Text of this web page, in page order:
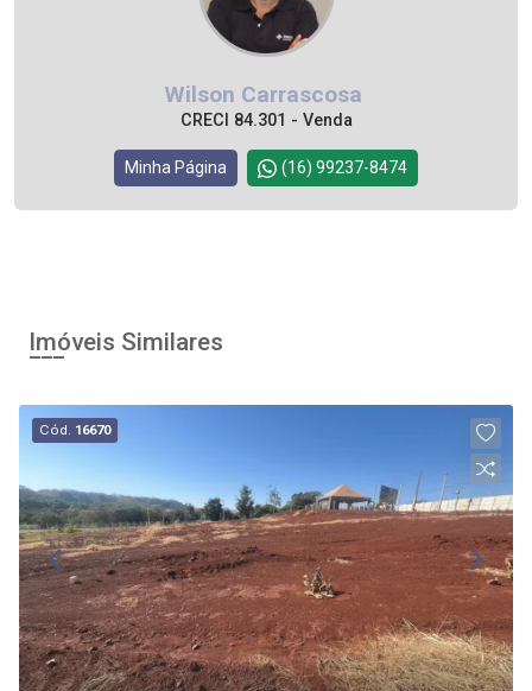
Wilson Carrascosa
CRECI 84.301 - Venda
Minha Página (16) 99237-8474
Imóveis Similares
Cód. 16670